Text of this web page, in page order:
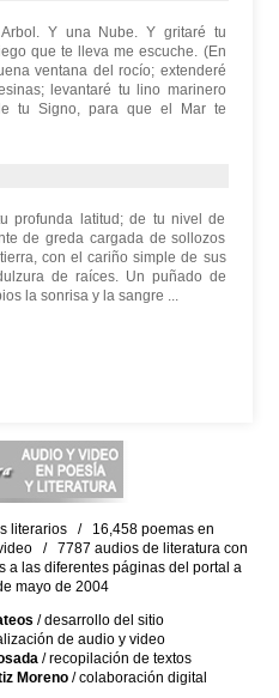
Y una Nube. Y gritaré tu
que te lleva me escuche. (En
ventana del rocío; extenderé
levantaré tu lino marinero
tu Signo, para que el Mar te
profunda latitud; de tu nivel de
de greda cargada de sollozos
con el cariño simple de sus
de raíces. Un puñado de
la sonrisa y la sangre ...
literarios / 16,458 poemas en
/ 7787 audios de literatura con
a las diferentes páginas del portal a
mayo de 2004
/ desarrollo del sitio
de audio y video
/ recopilación de textos
Moreno/ colaboración digital